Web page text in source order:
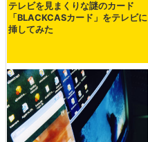
テレビを見まくりな謎のカード
「BLACKCASカード」をテレビに
挿してみた